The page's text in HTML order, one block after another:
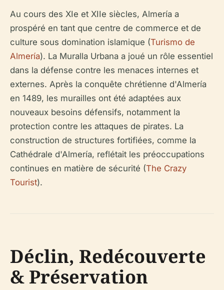
Au cours des XIe et XIIe siècles, Almería a
prospéré en tant que centre de commerce et de
culture sous domination islamique (Turismo de
Almería). La Muralla Urbana a joué un rôle essentiel
dans la défense contre les menaces internes et
externes. Après la conquête chrétienne d'Almería
en 1489, les murailles ont été adaptées aux
nouveaux besoins défensifs, notamment la
protection contre les attaques de pirates. La
construction de structures fortifiées, comme la
Cathédrale d'Almería, reflétait les préoccupations
continues en matière de sécurité (The Crazy
Tourist).
Déclin, Redécouverte
& Préservation